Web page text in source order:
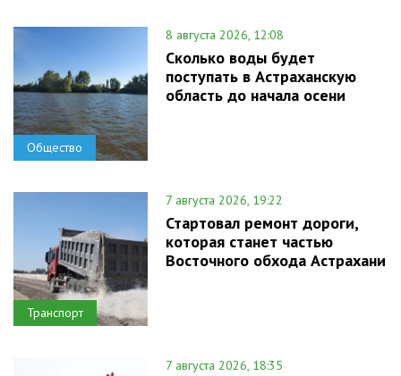
Общество
8 августа 2026, 12:08
Сколько воды будет
поступать в Астраханскую
область до начала осени
Транспорт
7 августа 2026, 19:22
Стартовал ремонт дороги,
которая станет частью
Восточного обхода Астрахани
7 августа 2026, 18:35